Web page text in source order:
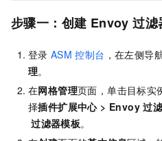
步骤一：创建 Envoy 过滤
登录 ASM 控制台 ，在左侧导
理。
在网格管理页面，单击目标实
择插件扩展中心> Envoy 过
过滤器模板。